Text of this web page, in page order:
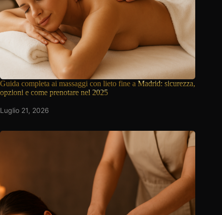
Guida completa ai massaggi con lieto fine a Madrid: sicurezza,
opzioni e come prenotare nel 2025
Luglio 21, 2026